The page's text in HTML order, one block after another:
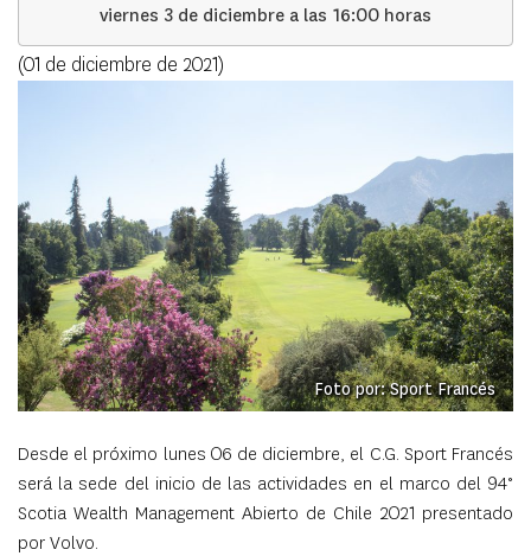
viernes 3 de diciembre a las 16:00 horas
(01 de diciembre de 2021)
Foto por: Sport Francés
Desde el próximo lunes 06 de diciembre, el C.G. Sport Francés
será la sede del inicio de las actividades en el marco del 94°
Scotia Wealth Management Abierto de Chile 2021 presentado
por Volvo.